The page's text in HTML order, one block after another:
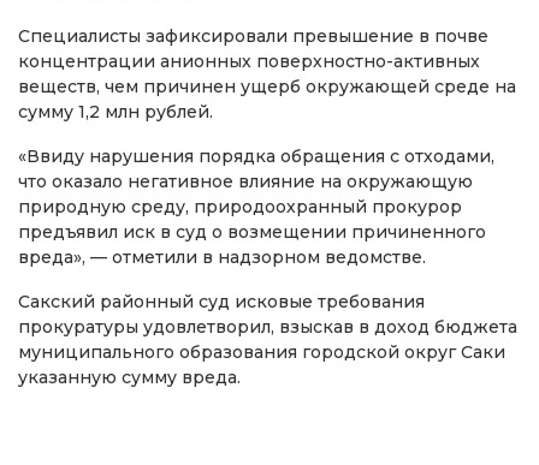
Специалисты зафиксировали превышение в почве
концентрации анионных поверхностно-активных
веществ, чем причинен ущерб окружающей среде на
сумму 1,2 млн рублей.
«Ввиду нарушения порядка обращения с отходами,
что оказало негативное влияние на окружающую
природную среду, природоохранный прокурор
предъявил иск в суд о возмещении причиненного
вреда», — отметили в надзорном ведомстве.
Сакский районный суд исковые требования
прокуратуры удовлетворил, взыскав в доход бюджета
муниципального образования городской округ Саки
указанную сумму вреда.